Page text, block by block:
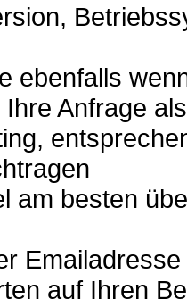
ebenfalls
Anfrage
am besten
auf Ihren